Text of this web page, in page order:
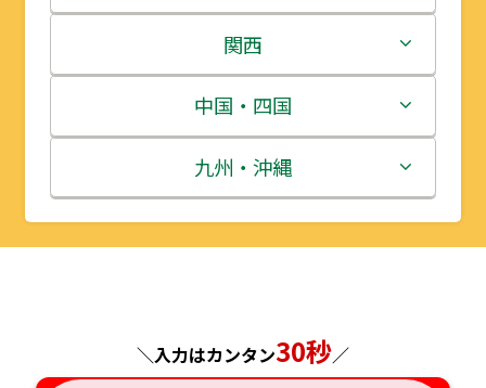
岩手県
宮城県
秋田県
山形県
栃木県
群馬県
埼玉県
千葉県
神奈川県
新潟県
富山県
石川県
福井県
長野県
関西
三重県
滋賀県
京都府
兵庫県
中国・四国
鳥取県
島根県
広島県
九州・沖縄
福岡県
長崎県
＼入力はカンタン30秒／